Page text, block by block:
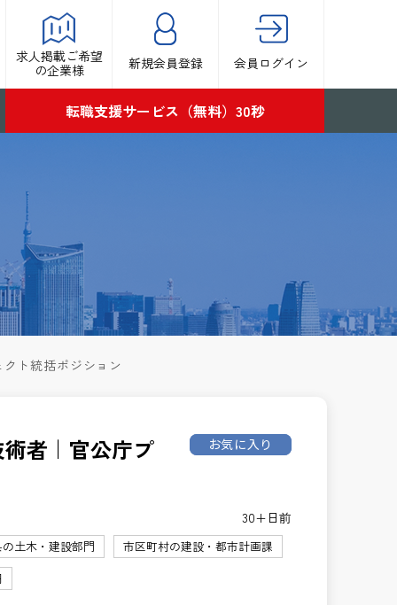
求人掲載ご希望
の企業様
新規会員登録 会員ログイン
転職支援サービス（無料）30秒
ト統括ポジション
者｜官公庁プ お気に入り
30+日前
土木・建設部門
市区町村の建設・都市計画課